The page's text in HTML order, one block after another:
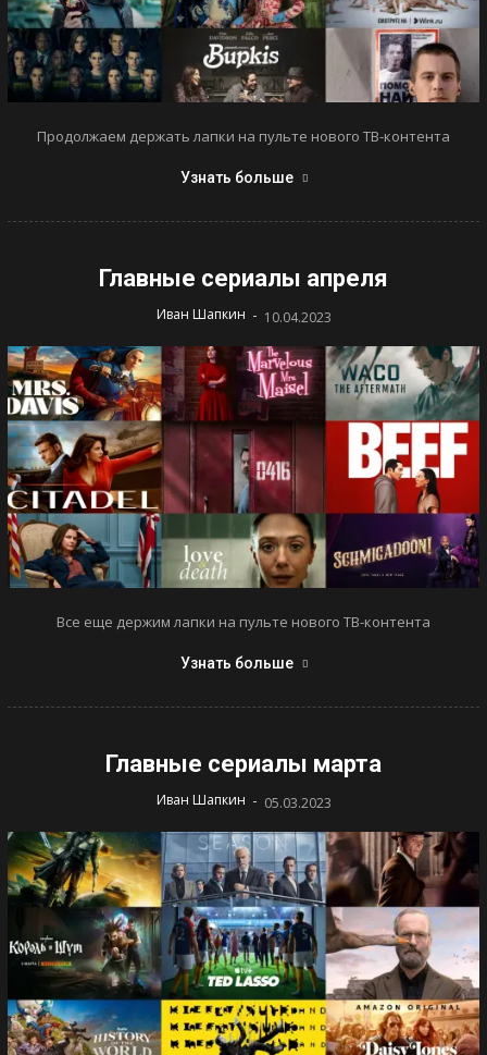
Продолжаем держать лапки на пульте нового ТВ-контента
Узнать больше
Главные сериалы апреля
Иван Шапкин - 10.04.2023
Все еще держим лапки на пульте нового ТВ-контента
Узнать больше
Главные сериалы марта
Иван Шапкин - 05.03.2023